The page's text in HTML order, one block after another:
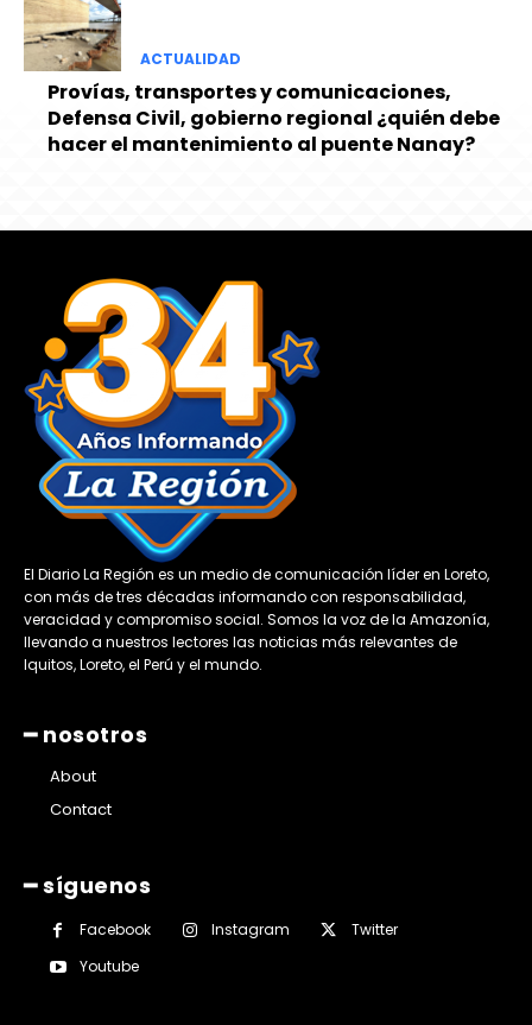
ACTUALIDAD
Provías, transportes y comunicaciones,
Defensa Civil, gobierno regional ¿quién debe
hacer el mantenimiento al puente Nanay?
El Diario La Región es un medio de comunicación líder en Loreto,
con más de tres décadas informando con responsabilidad,
veracidad y compromiso social. Somos la voz de la Amazonía,
llevando a nuestros lectores las noticias más relevantes de
Iquitos, Loreto, el Perú y el mundo.
━ nosotros
About
Contact
━ síguenos
Facebook Instagram
Twitter
Youtube